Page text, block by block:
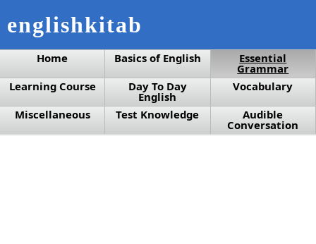
englishkitab
Home Basics of English Essential
Grammar
Learning Course
Day To Day
English
Vocabulary
Miscellaneous
Test Knowledge Audible
Conversation